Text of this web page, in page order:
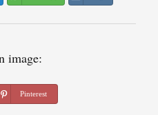
image:
Pinterest